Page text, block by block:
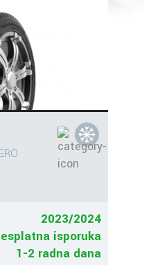
2023/2024
isporuka
1-2 radna dana